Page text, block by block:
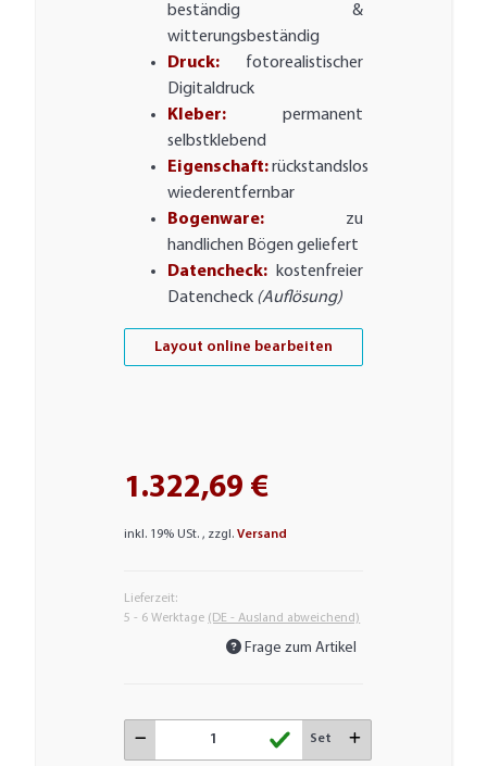
beständig &
witterungsbeständig
Druck: fotorealistischer
Digitaldruck
Kleber: permanent
selbstklebend
Eigenschaft:rückstandslos
wiederentfernbar
Bogenware: zu
handlichen Bögen geliefert
Datencheck: kostenfreier
Datencheck (Auflösung)
Layout online bearbeiten
1.322,69 €
inkl. 19% USt. , zzgl.Versand
Lieferzeit:
5 - 6 Werktage (DE - Ausland abweichend)
Frage zum Artikel
Set